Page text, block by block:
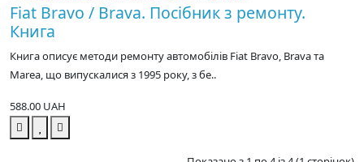
Fiat Bravo / Bravа. Посібник з ремонту.
Книга
Книга описує методи ремонту автомобілів Fiat Bravo, Brava та
Marea, що випускалися з 1995 року, з бе..
588.00 UAH